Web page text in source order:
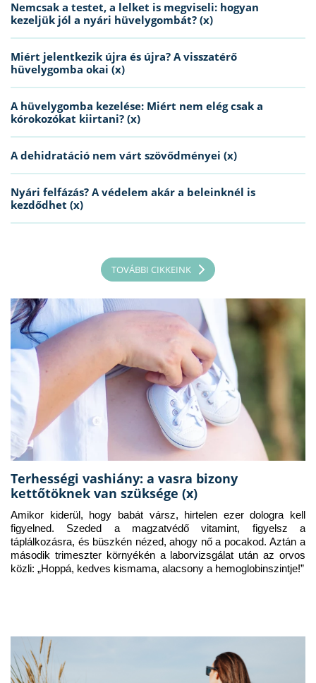
Nemcsak a testet, a lelket is megviseli: hogyan
kezeljük jól a nyári hüvelygombát? (x)
Miért jelentkezik újra és újra? A visszatérő
hüvelygomba okai (x)
A hüvelygomba kezelése: Miért nem elég csak a
kórokozókat kiirtani? (x)
A dehidratáció nem várt szövődményei (x)
Nyári felfázás? A védelem akár a beleinknél is
kezdődhet (x)
TOVÁBBI CIKKEINK
Terhességi vashiány: a vasra bizony
kettőtöknek van szüksége (x)
Amikor kiderül, hogy babát vársz, hirtelen ezer dologra kell
figyelned. Szeded a magzatvédő vitamint, figyelsz a
táplálkozásra, és büszkén nézed, ahogy nő a pocakod. Aztán a
második trimeszter környékén a laborvizsgálat után az orvos
közli: „Hoppá, kedves kismama, alacsony a hemoglobinszintje!”